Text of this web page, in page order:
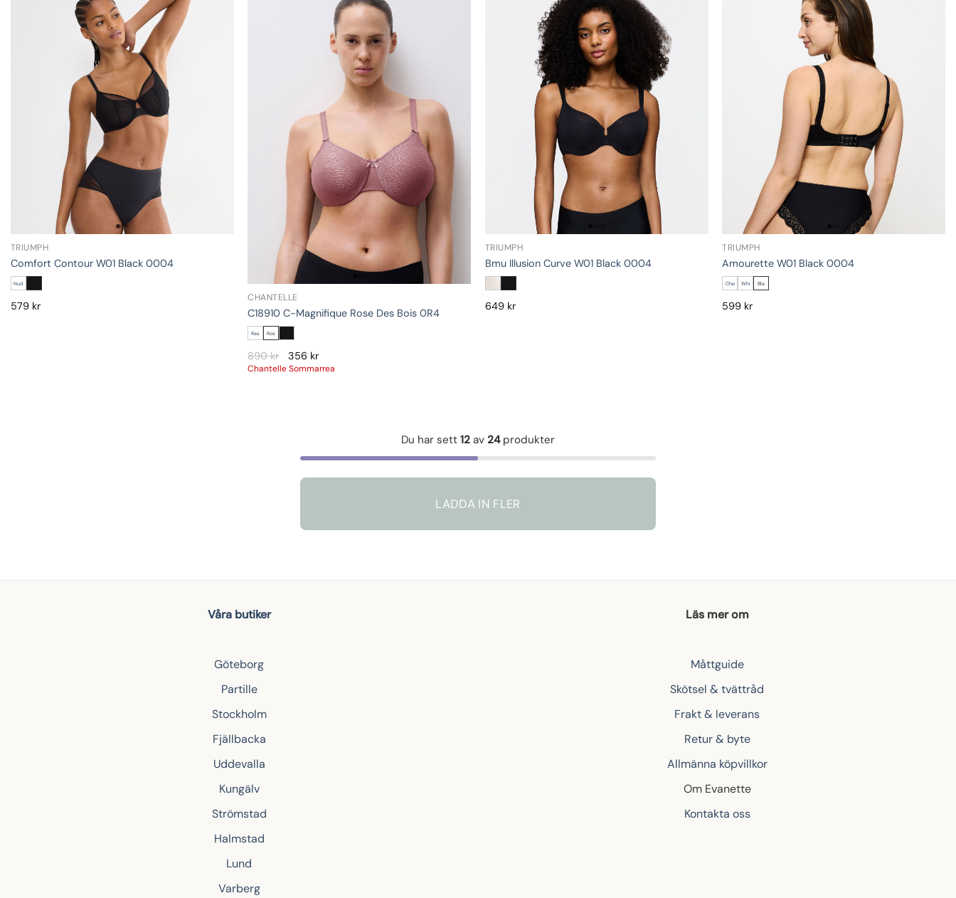
TRIUMPH
Comfort Contour W01 Black 0004
Nud
579 kr
CHANTELLE
C18910 C-Magnifique Rose Des Bois 0R4
Ras Ros
890kr 356 kr
Chantelle Sommarrea
TRIUMPH
Bmu Illusion Curve W01 Black 0004
649 kr
TRIUMPH
Amourette W01 Black 0004
Che Whi Bla
599 kr
Du har sett 12 av 24produkter
LADDA IN FLER
Våra butiker
Göteborg
Partille
Stockholm
Fjällbacka
Uddevalla
Kungälv
Strömstad
Halmstad
Lund
Varberg
Läs mer om
Måttguide
Skötsel & tvättråd
Frakt & leverans
Retur & byte
Allmänna köpvillkor
Om Evanette
Kontakta oss